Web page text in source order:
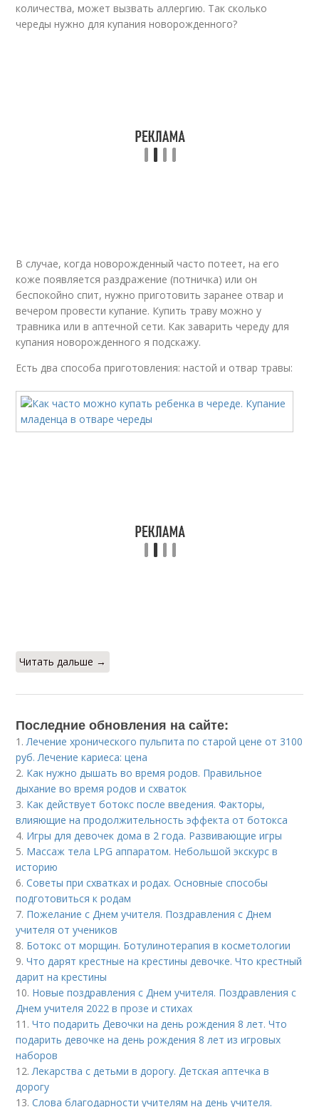
количества, может вызвать аллергию. Так сколько
череды нужно для купания новорожденного?
В случае, когда новорожденный часто потеет, на его
коже появляется раздражение (потничка) или он
беспокойно спит, нужно приготовить заранее отвар и
вечером провести купание. Купить траву можно у
травника или в аптечной сети. Как заварить череду для
купания новорожденного я подскажу.
Есть два способа приготовления: настой и отвар травы:
Читать дальше →
Последние обновления на сайте:
1.Лечение хронического пульпита по старой цене от 3100
руб. Лечение кариеса: цена
2. Как нужно дышать во время родов. Правильное
дыхание во время родов и схваток
3. Как действует ботокс после введения. Факторы,
влияющие на продолжительность эффекта от ботокса
4. Игры для девочек дома в 2 года. Развивающие игры
5. Массаж тела LPG аппаратом. Небольшой экскурс в
историю
6.Советы при схватках и родах. Основные способы
подготовиться к родам
7. Пожелание с Днем учителя. Поздравления с Днем
учителя от учеников
8. Ботокс от морщин. Ботулинотерапия в косметологии
9.Что дарят крестные на крестины девочке. Что крестный
дарит на крестины
10. Новые поздравления с Днем учителя. Поздравления с
Днем учителя 2022 в прозе и стихах
11.Что подарить Девочки на день рождения 8 лет. Что
подарить девочке на день рождения 8 лет из игровых
наборов
12.Лекарства с детьми в дорогу. Детская аптечка в
дорогу
13.Слова благодарности учителям на день учителя.